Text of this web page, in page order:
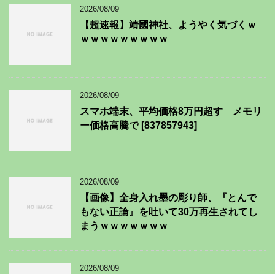
2026/08/09
【超速報】靖國神社、ようやく気づくｗ
ｗｗｗｗｗｗｗｗｗ
2026/08/09
スマホ端末、平均価格8万円超す メモリ
ー価格高騰で [837857943]
2026/08/09
【画像】全身入れ墨の彫り師、『とんで
もない正論』を吐いて30万再生されてし
まうｗｗｗｗｗｗｗ
2026/08/09